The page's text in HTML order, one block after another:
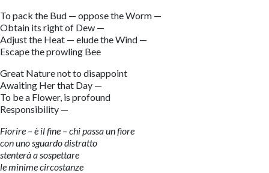
To pack the Bud — oppose the Worm —
Obtain its right of Dew —
Adjust the Heat — elude the Wind —
Escape the prowling Bee
Great Nature not to disappoint
Awaiting Her that Day —
To be a Flower, is profound
Responsibility —
Fiorire – è il fine – chi passa un fiore
con uno sguardo distratto
stenterà a sospettare
le minime circostanze